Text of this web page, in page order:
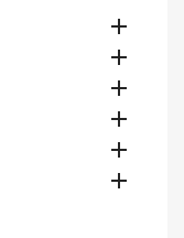





